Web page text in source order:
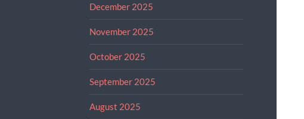
December 2025
November 2025
October 2025
September 2025
August 2025